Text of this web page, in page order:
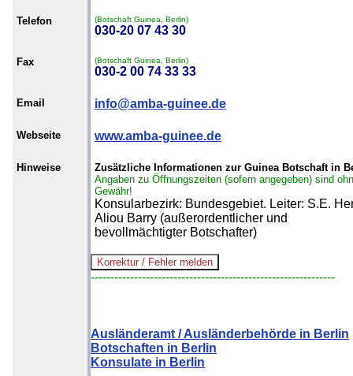
Telefon (Botschaft Guinea, Berlin)
030-20 07 43 30
Fax (Botschaft Guinea, Berlin)
030-2 00 74 33 33
Email info@amba-guinee.de
Webseite www.amba-guinee.de
Hinweise
Zusätzliche Informationen zur Guinea Botschaft in
Angaben zu Öffnungszeiten (sofern angegeben) sind
Gewähr!
Konsularbezirk: Bundesgebiet. Leiter: S.E.
Aliou Barry (außerordentlicher und
bevollmächtigter Botschafter)
--------------------------------------------------------------
Ausländeramt / Ausländerbehörde in Berlin
Botschaften in Berlin
Konsulate in Berlin